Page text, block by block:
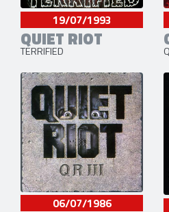
19/07/1993
QUIET RIOT
TERRIFIED
06/07/1986